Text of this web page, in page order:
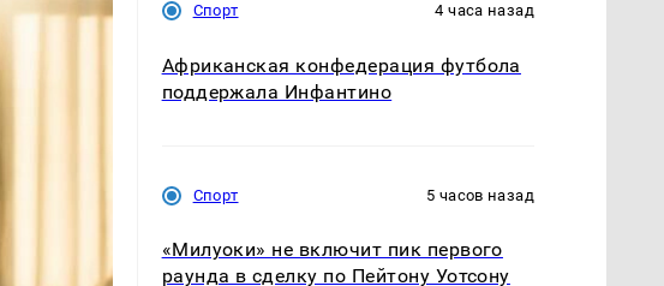
Спорт 4 часа назад
Африканская конфедерация футбола
поддержала Инфантино
Спорт 5 часов назад
«Милуоки» не включит пик первого
раунда в сделку по Пейтону Уотсону